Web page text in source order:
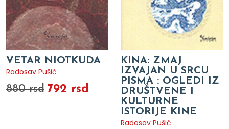
VETAR NIOTKUDA
Radosav Pušić
880 rsd 792 rsd
KINA: ZMAJ
IZVAJAN U SRCU
PISMA : OGLEDI IZ
DRUŠTVENE I
KULTURNE
ISTORIJE KINE
Radosav Pušić